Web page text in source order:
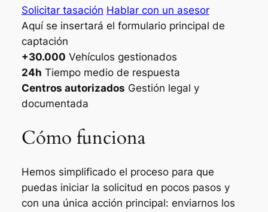
Solicitar tasación Hablar con un asesor
Aquí se insertará el formulario principal de
captación
+30.000 Vehículos gestionados
24h Tiempo medio de respuesta
Centros autorizados Gestión legal y
documentada
Cómo funciona
Hemos simplificado el proceso para que
puedas iniciar la solicitud en pocos pasos y
con una única acción principal: enviarnos los